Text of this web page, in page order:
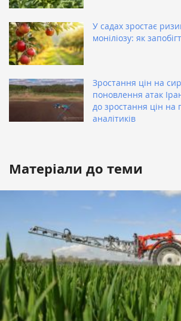
У садах зростає
моніліозу: як
Зростання цін на
поновлення атак
до зростання цін на
аналітиків
Матеріали до теми